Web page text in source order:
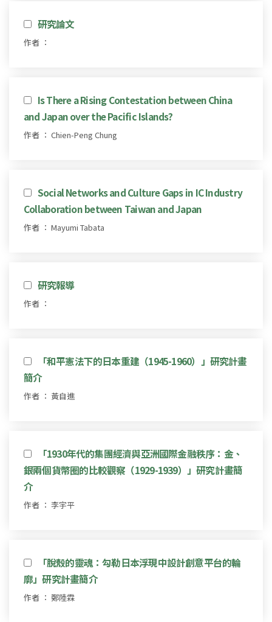
研究論文
作者 ：
Is There a Rising Contestation between China
and Japan over the Pacific Islands?
作者 ： Chien-Peng Chung
Social Networks and Culture Gaps in IC Industry
Collaboration between Taiwan and Japan
作者 ： Mayumi Tabata
研究報導
作者 ：
「和平憲法下的日本重建（1945-1960）」研究計畫
簡介
作者 ： 黃自進
「1930年代的集團經濟與亞洲國際金融秩序：金、
銀兩個貨幣圈的比較觀察（1929-1939）」研究計畫簡
介
作者 ： 李宇平
「脫殼的靈魂：勾勒日本浮現中設計創意平台的輪
廓」研究計畫簡介
作者 ： 鄭陸霖